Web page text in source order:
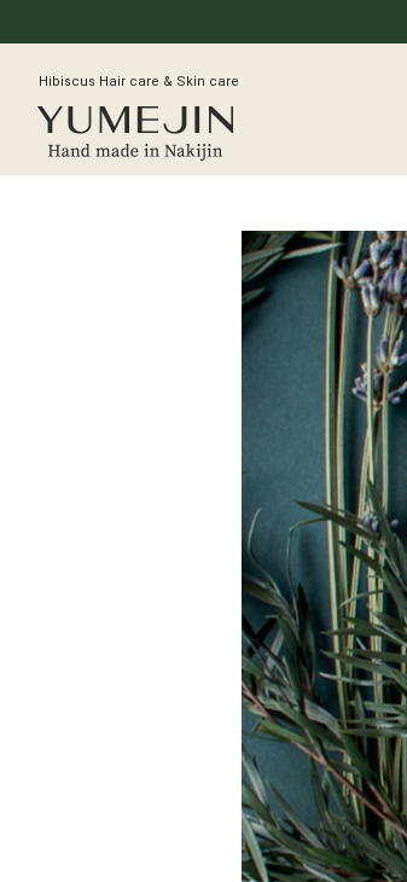
Hibiscus Hair care & Skin care